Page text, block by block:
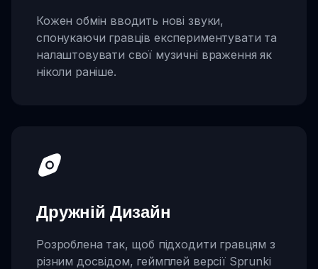
Кожен обмін вводить нові звуки,
спонукаючи гравців експериментувати та
налаштовувати свої музичні враження як
ніколи раніше.
Дружній Дизайн
Розроблена так, щоб підходити гравцям з
різним досвідом, геймплей версії Sprunki